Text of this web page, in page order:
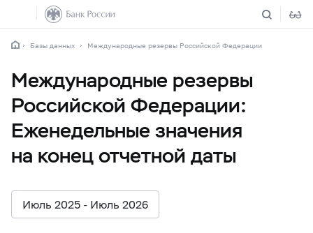
Базы данных Международные резервы Российской Федерации
Международные резервы
Российской Федерации:
Eженедельные значения
на конец отчетной даты
Июль 2025 - Июль 2026